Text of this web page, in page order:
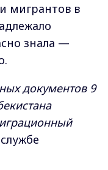
мигрантов в
знала —
документов 9